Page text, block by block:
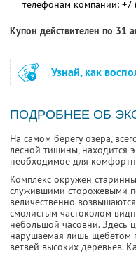
телефонам компании: +7
Купон действителен по 31
Узнай, как
ПОДРОБНЕЕ ОБ
На самом берегу озера,
лесной тишины, находится
необходимое для
Комплекс окружён
служившими сторожевыми
величественно
смолистым частоколом
небольшой часовни. Здесь
нарушаемая лишь щебетом
ветвей высоких деревьев.